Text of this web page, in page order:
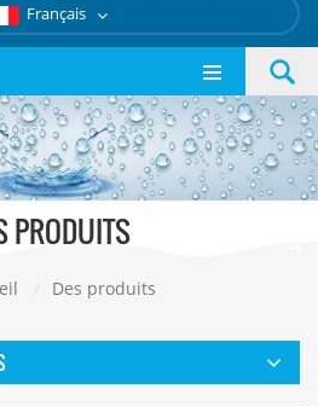
Français
PRODUITS
/ Des produits